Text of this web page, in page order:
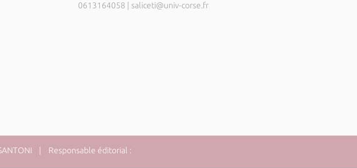
0613164058
saliceti@univ-corse.fr
| Responsable éditorial :